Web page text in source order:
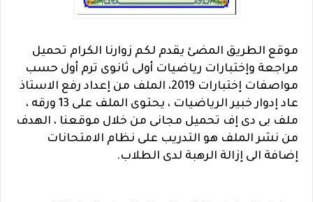
موقع الطريق المضئ يقدم لكم زوارنا الكرام تحميل
مراجعة وإختبارات رياضيات أولى ثانوى ترم أول حسب
مواصفات إختبارات 2019، الملف من إعداد رفع الاستاذ
عاد إدوار خبير الرياضيات ، يحتوى الملف على 13 ورقه ،
ملف بى دى إف تحميل مجانى من خلال موقعنا ، الهدف
من نشر الملف هو التدريب على نظام الامتحانات
إضافة الى إزالة الرهبة لدى الطلاب.